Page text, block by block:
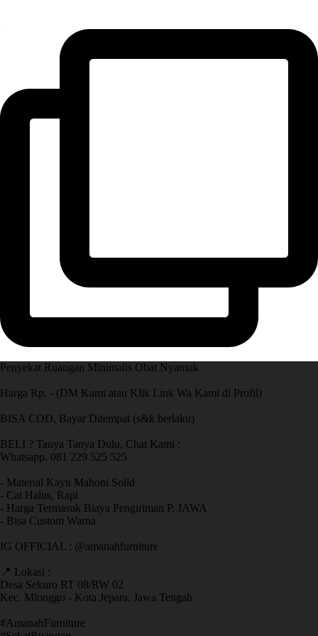
Penyekat Ruangan Minimalis Obat Nyamuk
Harga Rp. - (DM Kami atau Klik Link Wa Kami di Profil)
BISA COD, Bayar Ditempat (s&k berlaku)
BELI ? Tanya Tanya Dulu, Chat Kami :
Whatsapp. 081 229 525 525
- Material Kayu Mahoni Solid
- Cat Halus, Rapi
- Harga Termasuk Biaya Pengiriman P. JAWA
- Bisa Custom Warna
IG OFFICIAL : @amanahfurniture
📍 Lokasi :
Desa Sekuro RT 08/RW 02
Kec. Mlonggo - Kota Jepara, Jawa Tengah
​#AmanahFurniture